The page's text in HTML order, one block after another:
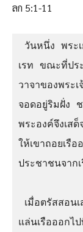
ลก 5:1-11
วันหนึ่ง พระเ
เรท ขณะที่ปร
วาจาของพระ
จอดอยู่ริมฝั่ง
พระองค์จึงเส
ให้เขาถอยเรื
ประชาชนจาก
เมื่อตรัสสอน
แล่นเรือออกไ